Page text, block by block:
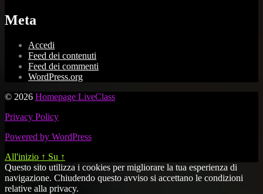
Meta
Accedi
Feed dei contenuti
Feed dei commenti
WordPress.org
© 2026 Homepage LiveClass
Privacy Policy
Powered by WordPress
All'inizio ↑ Su ↑
Questo sito utilizza i cookies per migliorare la tua esperienza di
navigazione. Chiudendo questo avviso si accettano le condizioni
relative alla privacy.